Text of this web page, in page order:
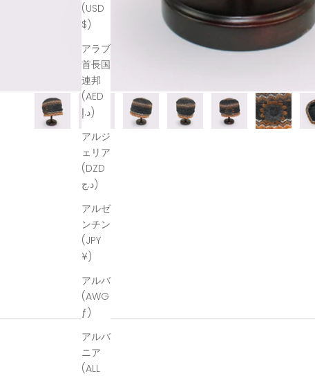
(USD
$)
アラブ
首長国
連邦
(AED
د.إ)
アルジ
ェリア
(DZD
د.ج)
アルゼ
ンチン
(JPY
¥)
アルバ
(AWG
ƒ)
アルバ
ニア
(ALL